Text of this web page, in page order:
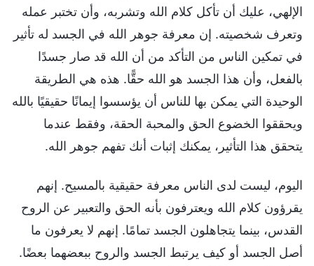
الإلهي، عليك أن تأكل كلام الله وتشربه، وأن تختبر عمله
وتعرف شخصيته. إن معرفة جوهر الله في الجسد له تأثير
في تمكين الناس من التأكد من أن الله قد صار جسدًا
بالفعل، وأن هذا الجسد هو الله حقًّا. هذه هي الطريقة
الوحيدة التي يمكن بها للناس أن يؤسسوا إيمانًا حقيقيًا بالله
ويحققوا الخضوع الحق والمحبة الحقة، وفقط عندما
يتحقق هذا التأثير، يمكنك إثبات أنك تفهم جوهر الله.
اليوم، ليست لدى الناس معرفة حقيقية بالمسيح. إنهم
يقرؤون كلام الله ويعترفون بأنه الحق والتعبير عن الروح
القدس، بينما يتجاهلون الجسد تمامًا. إنهم لا يعرفون ما
أصل الجسد أو كيف يرتبط الجسد والروح ببعضهما بعضًا.